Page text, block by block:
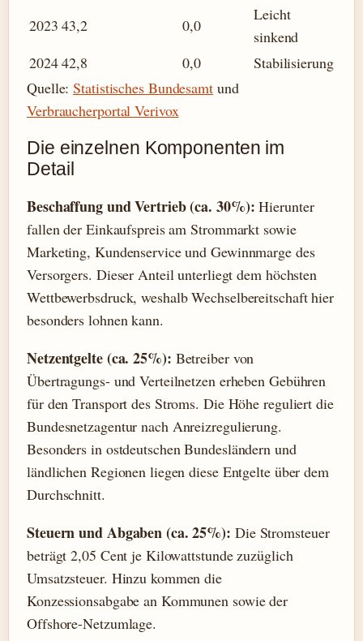
2023 43,2 0,0
Leicht
sinkend
202442,8 0,0
Stabilisierung
Quelle:Statistisches Bundesamtund
Verbraucherportal Verivox
Die einzelnen Komponenten im
Detail
Beschaffung und Vertrieb (ca. 30%): Hierunter
fallen der Einkaufspreis am Strommarkt sowie
Marketing, Kundenservice und Gewinnmarge des
Versorgers. Dieser Anteil unterliegt dem höchsten
Wettbewerbsdruck, weshalb Wechselbereitschaft hier
besonders lohnen kann.
Netzentgelte (ca. 25%): Betreiber von
Übertragungs- und Verteilnetzen erheben Gebühren
für den Transport des Stroms. Die Höhe reguliert die
Bundesnetzagentur nach Anreizregulierung.
Besonders in ostdeutschen Bundesländern und
ländlichen Regionen liegen diese Entgelte über dem
Durchschnitt.
Steuern und Abgaben (ca. 25%): Die Stromsteuer
beträgt 2,05 Cent je Kilowattstunde zuzüglich
Umsatzsteuer. Hinzu kommen die
Konzessionsabgabe an Kommunen sowie der
Offshore-Netzumlage.